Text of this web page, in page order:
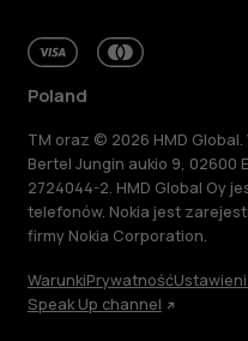
Poland
TM oraz © 2026 HMD
Bertel Jungin aukio 9, 02600
2724044-2. HMD Global Oy
telefonów. Nokia jest
firmy Nokia Corporation.
WarunkiPrywatność
Speak Up channel